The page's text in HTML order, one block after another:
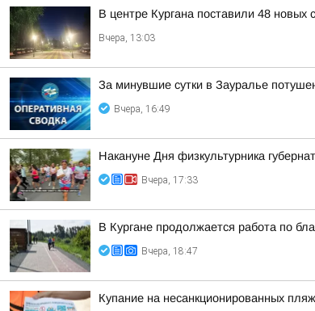
В центре Кургана поставили 48 новых
Вчера, 13:03
За минувшие сутки в Зауралье
Вчера, 16:49
Накануне Дня физкультурника
Вчера, 17:33
В Кургане продолжается работа по
Вчера, 18:47
Купание на несанкционированных